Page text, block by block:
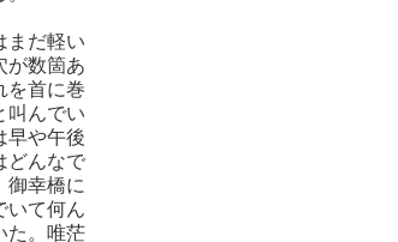
まだ軽い
が数箇あ
を首に巻
叫んでい
早や午後
どんなで
御幸橋に
いて何ん
た。唯茫